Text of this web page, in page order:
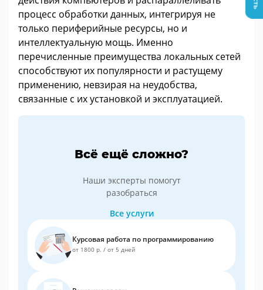
процесс обработки данных, интегрируя не
только периферийные ресурсы, но и
интеллектуальную мощь. Именно
перечисленные преимущества локальных сетей
способствуют их популярности и растущему
применению, невзирая на неудобства,
связанные с их установкой и эксплуатацией.
Всё ещё сложно?
Наши эксперты помогут
разобраться
Все услуги
Курсовая работа по программированию
от 1800 р. / от 5 дней